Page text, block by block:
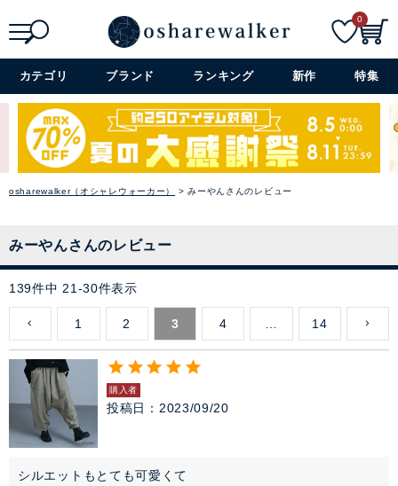
詳細検索+
0
カテゴリ ブランド ランキング 新作 特集
osharewalker（オシャレウォーカー） みーやんさんのレビュー
みーやんさんのレビュー
139件中 21 -30件表示
1 2 3 4 14
購入者
投稿日 2023/09/20
シルエットもとても可愛くて